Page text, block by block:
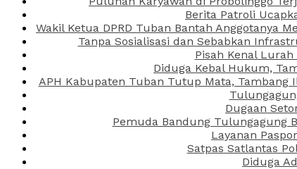
Berita Patroli
Wakil Ketua DPRD Tuban Bantah Anggotanya
Tanpa Sosialisasi dan Sebabkan
Pisah Kenal
Diduga Kebal Hukum,
APH Kabupaten Tuban Tutup Mata, Tambang
Dugaan
Pemuda Bandung Tulungagung
Layanan
Satpas Satlantas
Diduga